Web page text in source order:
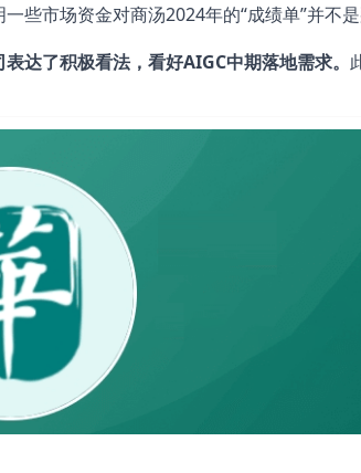
些市场资金对商汤2024年的“成绩单”并不是
表达了积极看法，看好AIGC中期落地需求。